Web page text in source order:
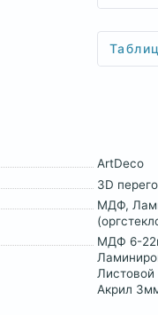
ArtDeco
3D
МДФ,
МДФ 6-
Акрил